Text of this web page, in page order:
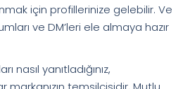
için profillerinize gelebilir. Ve
ve DM’leri ele almaya hazır
nasıl yanıtladığınız,